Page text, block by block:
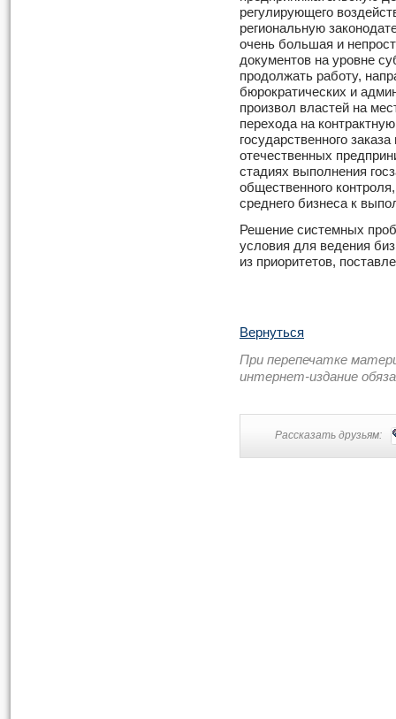
регулирующего
региональную
очень большая и
документов на уровне
продолжать работу,
бюрократических и
произвол властей на
перехода на
государственного
отечественных
стадиях выполнения
общественного
среднего бизнеса к
Решение системных
условия для ведения
из приоритетов,
Вернуться
При перепечатке
интернет-издание
Рассказать друзьям: